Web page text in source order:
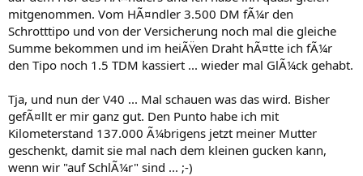
mitgenommen. Vom HÃ¤ndler 3.500 DM fÃ¼r den
Schrotttipo und von der Versicherung noch mal die gleiche
Summe bekommen und im heiÃŸen Draht hÃ¤tte ich fÃ¼r
den Tipo noch 1.5 TDM kassiert ... wieder mal GlÃ¼ck gehabt.
Tja, und nun der V40 ... Mal schauen was das wird. Bisher
gefÃ¤llt er mir ganz gut. Den Punto habe ich mit
Kilometerstand 137.000 Ã¼brigens jetzt meiner Mutter
geschenkt, damit sie mal nach dem kleinen gucken kann,
wenn wir "auf SchlÃ¼r" sind ... ;-)